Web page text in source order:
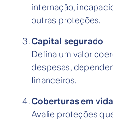
internação,
outras proteções.
Capital segurado
Defina um valor
despesas,
financeiros.
Coberturas em vida
Avalie proteções